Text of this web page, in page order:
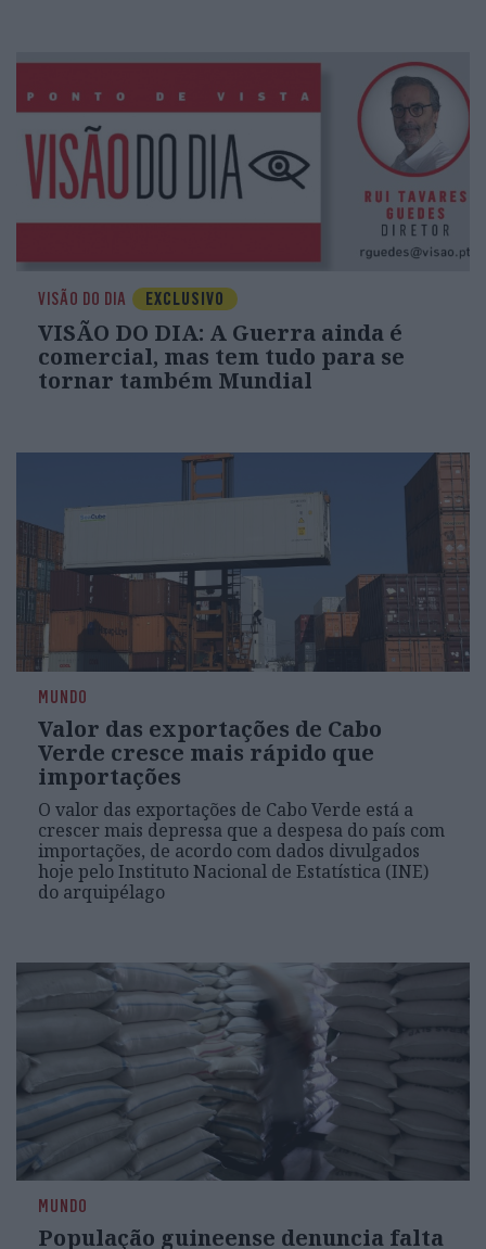
VISÃO DO DIA EXCLUSIVO
VISÃO DO DIA: A Guerra ainda é
comercial, mas tem tudo para se
tornar também Mundial
MUNDO
Valor das exportações de Cabo
Verde cresce mais rápido que
importações
O valor das exportações de Cabo Verde está a
crescer mais depressa que a despesa do país com
importações, de acordo com dados divulgados
hoje pelo Instituto Nacional de Estatística (INE)
do arquipélago
MUNDO
População guineense denuncia falta